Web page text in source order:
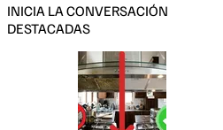
INICIA LA CONVERSACIÓN
DESTACADAS